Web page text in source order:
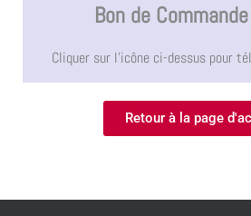
Bon de
Cliquer sur l'icône ci-dessus pour
Retour à la page